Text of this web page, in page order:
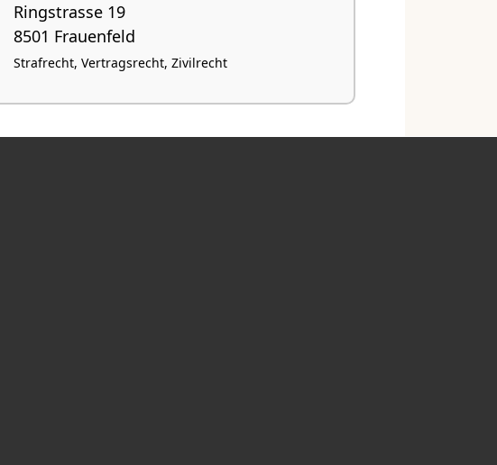
Ringstrasse 19
8501 Frauenfeld
Strafrecht, Vertragsrecht, Zivilrecht